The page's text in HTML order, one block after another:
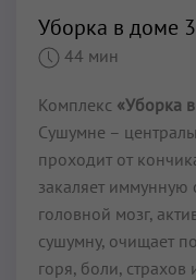
Уборка в доме 3
44 мин
Комплекс «Уборка
Сушумне –
проходит от
закаляет иммунную
головной мозг,
сушумну, очищает
горя, боли,